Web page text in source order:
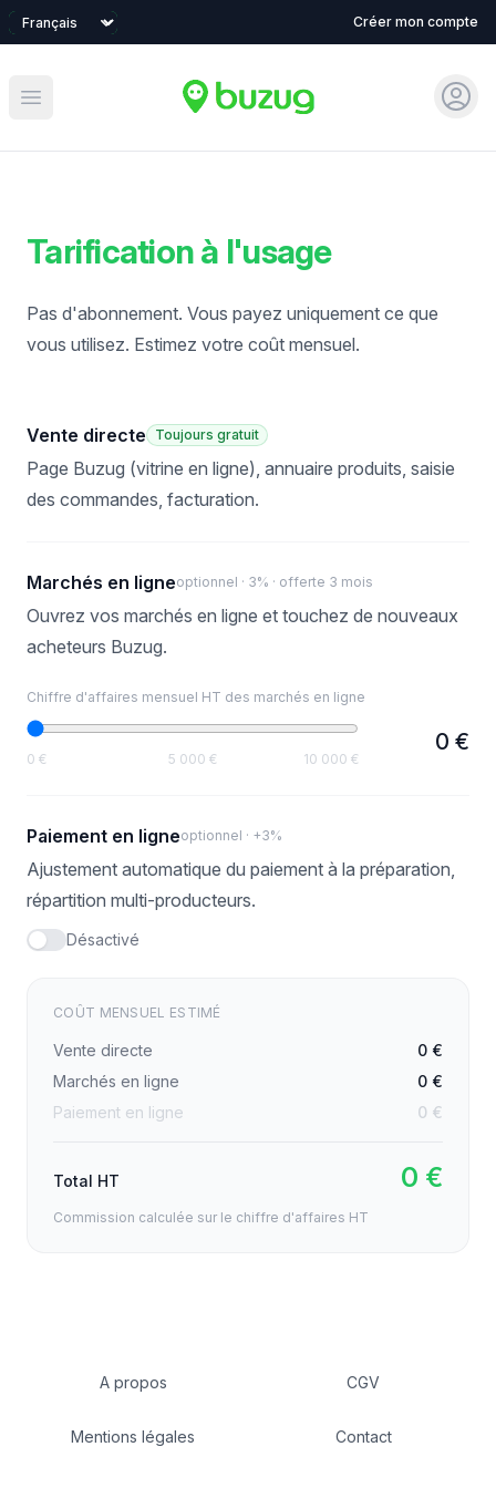
Language Créer mon compte
Open main menu
Sign
Tarification à l'usage
Pas d'abonnement. Vous payez uniquement ce que
vous utilisez. Estimez votre coût mensuel.
Vente directe Toujours gratuit
Page Buzug (vitrine en ligne), annuaire produits, saisie
des commandes, facturation.
Marchés en ligneoptionnel · 3% · offerte 3 mois
Ouvrez vos marchés en ligne et touchez de nouveaux
acheteurs Buzug.
Chiffre d'affaires mensuel HT des marchés en ligne
0 € 5 000 € 10 000 €
0 €
Paiement en ligneoptionnel · +3%
Ajustement automatique du paiement à la préparation,
répartition multi-producteurs.
Désactivé
COÛT MENSUEL ESTIMÉ
Vente directe
0 €
Marchés en ligne
0 €
Paiement en ligne
0 €
Total HT 0 €
Commission calculée sur le chiffre d'affaires HT
A propos
Mentions légales
CGV
Contact